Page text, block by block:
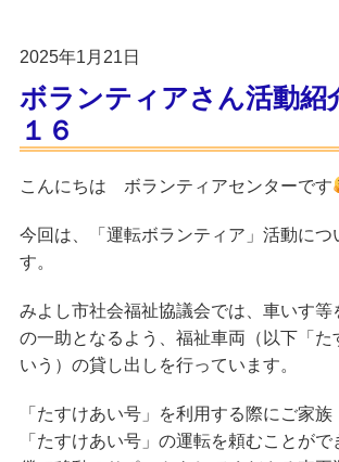
2025年1月21日
ボランティアさん活動紹
１６
こんにちは ボランティアセンターです
今回は、 「運転ボランティア」 活動につ
す。
みよし市社会福祉協議会では、車いす等
の一助となるよう、福祉車両（以下「た
いう）の貸し出しを行っています。
「たすけあい号」を利用する際にご家
「たすけあい号」の運転を頼むことが